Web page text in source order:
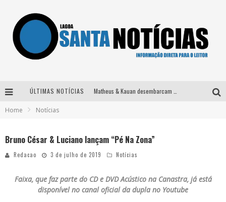
ÚLTIMAS NOTÍCIAS
Home Notícias
Bruno César & Luciano lançam “Pé Na Zona”
Redacao 3 de julho de 2019 Notícias
Faixa, que faz parte do CD e DVD Acústico na Canastra, já está
disponível no canal oficial da dupla no Youtube